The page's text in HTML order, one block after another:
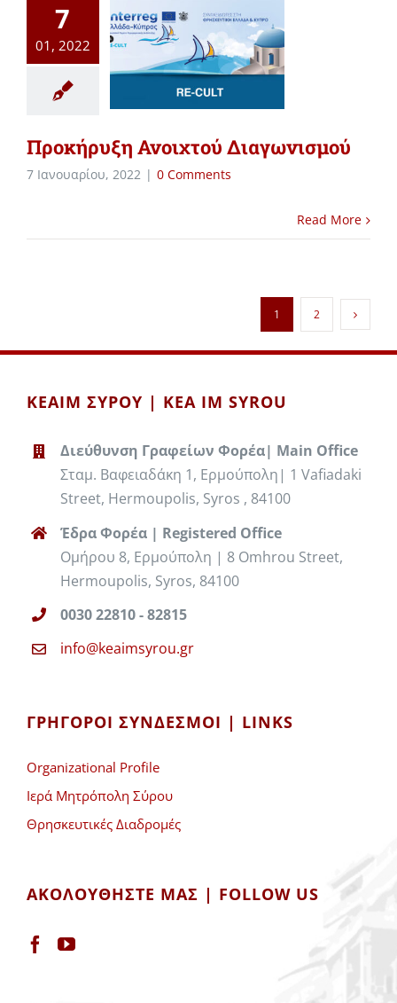
7
01, 2022
Προκήρυξη Ανοιχτού Διαγωνισμού
7 Ιανουαρίου, 2022 | 0 Comments
Read More
1 2
ΚΕΑΙΜ ΣΥΡΟΥ | KEA IM SYROU
Διεύθυνση Γραφείων Φορέα| Main Office
Σταμ. Βαφειαδάκη 1, Ερμούπολη| 1 Vafiadaki
Street, Hermoupolis, Syros , 84100
Έδρα Φορέα | Registered Office
Ομήρου 8, Ερμούπολη | 8 Omhrou Street,
Hermoupolis, Syros, 84100
0030 22810 - 82815
info@keaimsyrou.gr
ΓΡΉΓΟΡΟΙ ΣΎΝΔΕΣΜΟΙ | LINKS
Organizational Profile
Ιερά Μητρόπολη Σύρου
Θρησκευτικές Διαδρομές
ΑΚΟΛΟΥΘΉΣΤΕ ΜΑΣ | FOLLOW US